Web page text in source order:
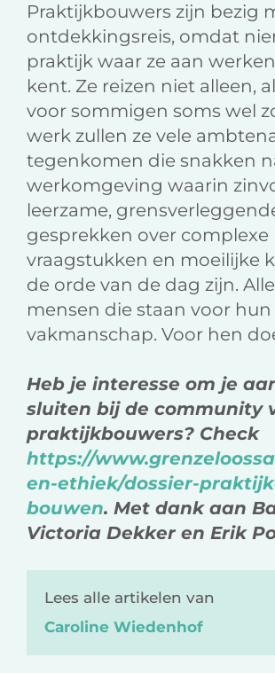
Praktijkbouwers zijn bezig
ontdekkingsreis, omdat
praktijk waar ze aan
kent. Ze reizen niet alleen,
voor sommigen soms wel
werk zullen ze vele
tegenkomen die snakken
werkomgeving waarin
leerzame,
gesprekken over complexe
vraagstukken en moeilijke
de orde van de dag zijn.
mensen die staan voor
vakmanschap. Voor hen
Heb je interesse om je
sluiten bij de community
praktijkbouwers? Check
https://
en-ethiek/dossier-
bouwen. Met dank aan
Victoria Dekker en Erik
Lees alle artikelen van
Caroline Wiedenhof